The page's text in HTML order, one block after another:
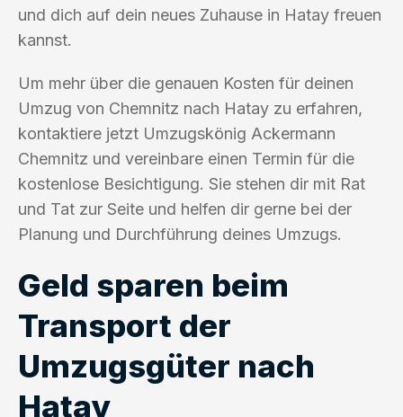
und dich auf dein neues Zuhause in Hatay freuen
kannst.
Um mehr über die genauen Kosten für deinen
Umzug von Chemnitz nach Hatay zu erfahren,
kontaktiere jetzt Umzugskönig Ackermann
Chemnitz und vereinbare einen Termin für die
kostenlose Besichtigung. Sie stehen dir mit Rat
und Tat zur Seite und helfen dir gerne bei der
Planung und Durchführung deines Umzugs.
Geld sparen beim
Transport der
Umzugsgüter nach
Hatay